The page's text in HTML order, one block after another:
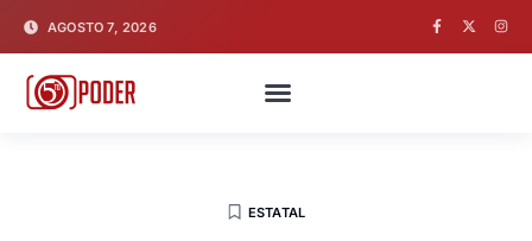
AGOSTO 7, 2026
ESTATAL